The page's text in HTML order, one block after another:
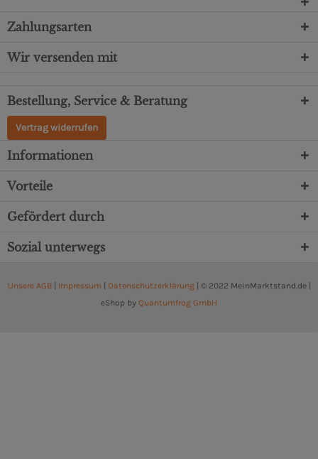
Zahlungsarten
Wir versenden mit
Bestellung, Service & Beratung
Vertrag widerrufen
Informationen
Vorteile
Gefördert durch
Sozial unterwegs
Unsere AGB| Impressum | Datenschutzerklärung| © 2022 MeinMarktstand.de |
eShop by Quantumfrog GmbH